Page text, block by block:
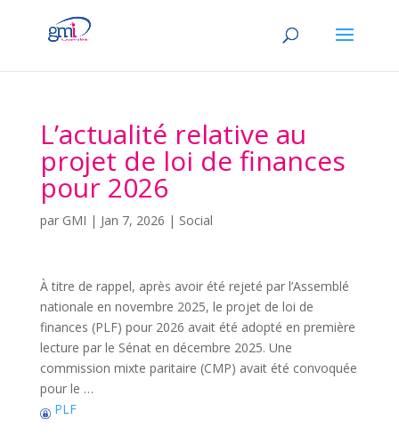
L’actualité relative au
projet de loi de finances
pour 2026
par GMI | Jan 7, 2026 | Social
À titre de rappel, après avoir été rejeté par l’Assemblé
nationale en novembre 2025, le projet de loi de
finances (PLF) pour 2026 avait été adopté en première
lecture par le Sénat en décembre 2025. Une
commission mixte paritaire (CMP) avait été convoquée
pour le …
PLF